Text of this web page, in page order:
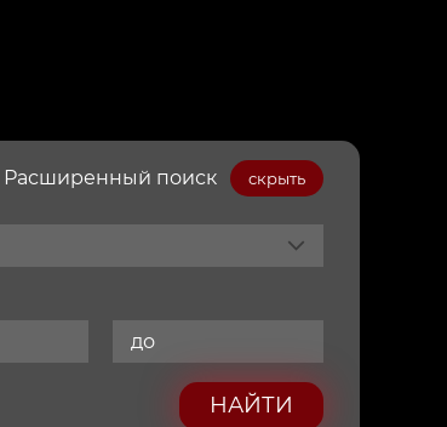
Расширенный поиск скрыть
НАЙТИ